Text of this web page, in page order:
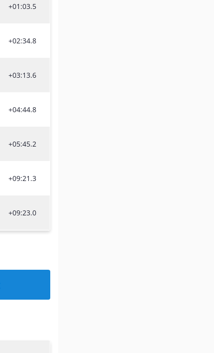
+01:03.5
+02:34.8
+03:13.6
+04:44.8
+05:45.2
+09:21.3
+09:23.0